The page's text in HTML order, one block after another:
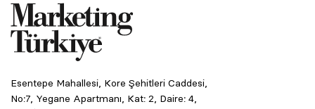
Esentepe Mahallesi, Kore Şehitleri Caddesi,
No:7, Yegane Apartmanı, Kat: 2, Daire: 4,